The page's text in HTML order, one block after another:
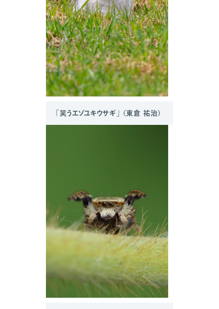
「笑うエゾユキウサギ」 （東倉 祐治）